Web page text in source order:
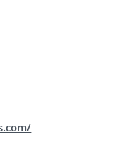
hele jaar door
IJslanders door de
polder, bos;
paadjes.
enthousiast over